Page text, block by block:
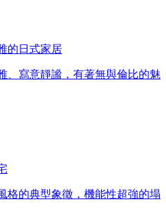
的日式家居
、寫意靜謐，有著無與倫比的魅
格的典型象徵，機能性超強的塌